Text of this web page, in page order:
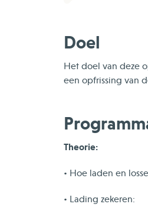
Doel
Het doel van deze
een opfrissing van
Theorie:
• Hoe laden en
• Lading zekeren: